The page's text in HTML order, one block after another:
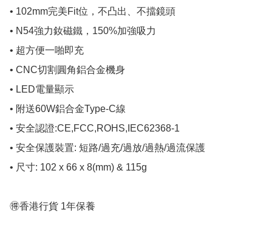
• 102mm完美Fit位，不凸出、不擋鏡頭
• N54強力釹磁鐵，150%加強吸力
• 超方便一啪即充
• CNC切割圓角鋁合金機身
• LED電量顯示
• 附送60W鋁合金Type-C線
• 安全認證:CE,FCC,ROHS,IEC62368-1
• 安全保護裝置: 短路/過充/過放/過熱/過流保護
• 尺寸: 102 x 66 x 8(mm) & 115g
🉐香港行貨 1年保養